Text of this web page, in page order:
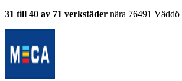
31 till 40 av 71 verkstäder nära 76491 Väddö